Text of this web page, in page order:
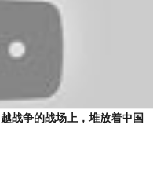
战争的战场上，堆放着中国